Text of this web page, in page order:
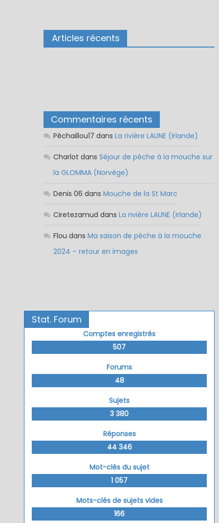
Articles récents
Commentaires récents
Pêchaillou17 dans La rivière LAUNE (Irlande)
Charlot dans Séjour de pêche à la mouche sur
la GLOMMA (Norvège)
Denis 06 dans Mouche de la St Marc
Ciretezamud dans La rivière LAUNE (Irlande)
Flou dans Ma saison de pêche à la mouche
2024 – retour en images
Stat. Forum
Comptes enregistrés
507
Forums
48
Sujets
3 380
Réponses
44 346
Mot-clés du sujet
1 057
Mots-clés de sujets vides
166